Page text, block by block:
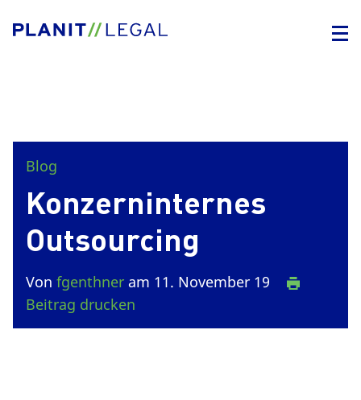
Blog
Konzerninternes
Outsourcing
Von fgenthner am 11. November 19
Beitrag drucken